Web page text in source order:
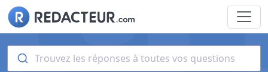
Trouvez les réponses à toutes vos questions